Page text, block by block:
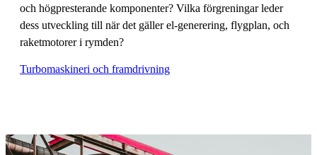
och högpresterande komponenter? Vilka förgreningar leder
dess utveckling till när det gäller el-generering, flygplan, och
raketmotorer i rymden?
Turbomaskineri och framdrivning